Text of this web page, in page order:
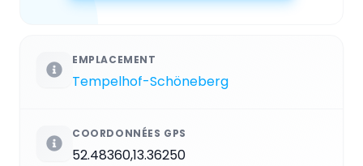
EMPLACEMENT
Tempelhof-Schöneberg
COORDONNÉES GPS
52.48360,13.36250